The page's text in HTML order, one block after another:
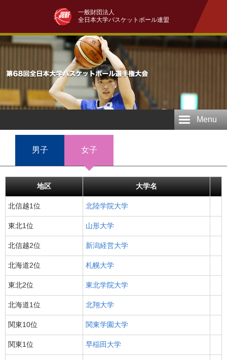
一般財団法人
全日本大学バスケットボール連盟
Menu
男子 女子
地区 大学名
北信越1位 北陸学院大学
東北1位 山形大学
北信越2位 新潟経営大学
北海道2位 札幌大学
東北2位 東北学院大学
北海道1位 北翔大学
関東10位 関東学園大学
関東1位 早稲田大学